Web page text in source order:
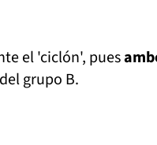
el 'ciclón', pues
grupo B.